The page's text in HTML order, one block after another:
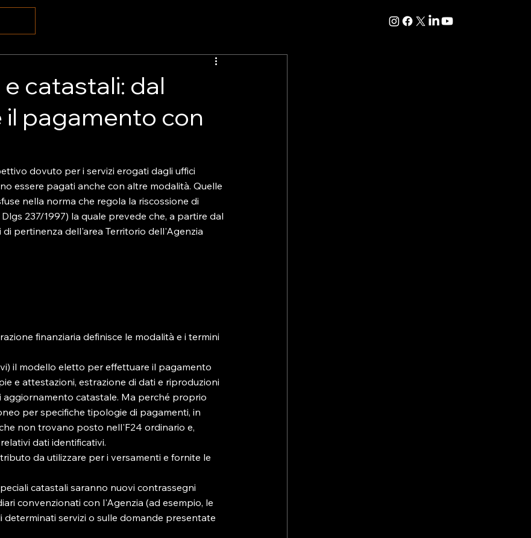
catastali: dal
pagamento con
dovuto per i servizi erogati dagli uffici
essere pagati anche con altre modalità. Quelle
nella norma che regola la riscossione di
237/1997) la quale prevede che, a partire dal
pertinenza dell'area Territorio dell'Agenzia
finanziaria definisce le modalità e i termini
il modello eletto per effettuare il pagamento
e attestazioni, estrazione di dati e riproduzioni
catastale. Ma perché proprio
per specifiche tipologie di pagamenti, in
non trovano posto nell'F24 ordinario e,
dati identificativi.
da utilizzare per i versamenti e fornite le
catastali saranno nuovi contrassegni
convenzionati con l'Agenzia (ad esempio, le
servizi o sulle domande presentate